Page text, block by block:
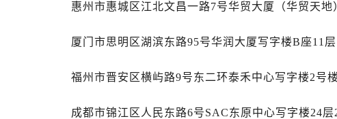
北京市朝阳区建国门外大街甲6号华熙国际
内蒙古自治区阿拉善盟市左旗土尔扈特大
内蒙古自治区包头市青山区幸福路甲3号王
惠州市惠城区江北文昌一路7号华贸大厦（华贸天地
厦门市思明区湖滨东路95号华润大厦写字楼B座11层
福州市晋安区横屿路9号东二环泰禾中心写字楼2号
成都市锦江区人民东路6号SAC东原中心写字楼24层